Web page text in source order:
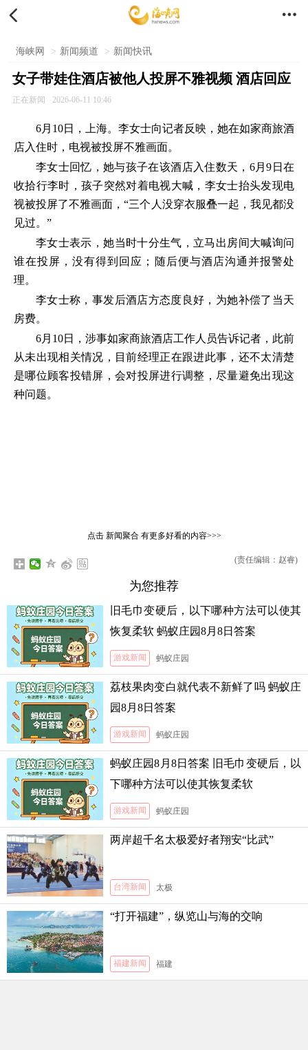
 
海峡网 > 新闻频道 > 新闻快讯
女子带娃住酒店被他人投屏不雅视频 酒店回应
正在新闻 2026-06-11 10:46
6月10日，上海。李女士向记者反映，她在如家商旅酒
店入住时，电视被投屏不雅画面。
李女士回忆，她与孩子在该酒店入住数天，6月9日在
收拾行李时，孩子突然对着电视大喊，李女士抬头发现电
视被投屏了不雅画面，“三个人没穿衣服叠一起，我见都没
见过。”
李女士表示，她当时十分生气，立马出房间大喊询问
谁在投屏，没有得到回应；随后便与酒店沟通并报警处
理。
李女士称，事发后酒店方态度良好，为她补偿了当天
房费。
6月10日，涉事如家商旅酒店工作人员告诉记者，此前
从未出现相关情况，目前经理正在跟进此事，还不太清楚
是哪位顾客投错屏，会对投屏进行调整，尽量避免出现这
种问题。
点击 新闻聚合有更多好看的内容>>>
(责任编辑：赵睿)
为您推荐
旧毛巾变硬后，以下哪种方法可以使其
恢复柔软 蚂蚁庄园8月8日答案
游戏新闻 蚂蚁庄园
荔枝果肉变白就代表不新鲜了吗 蚂蚁庄
园8月8日答案
游戏新闻 蚂蚁庄园
蚂蚁庄园8月8日答案 旧毛巾变硬后，以
下哪种方法可以使其恢复柔软
游戏新闻 蚂蚁庄园
两岸超千名太极爱好者翔安“比武”
台湾新闻 太极
“打开福建”，纵览山与海的交响
福建新闻 福建